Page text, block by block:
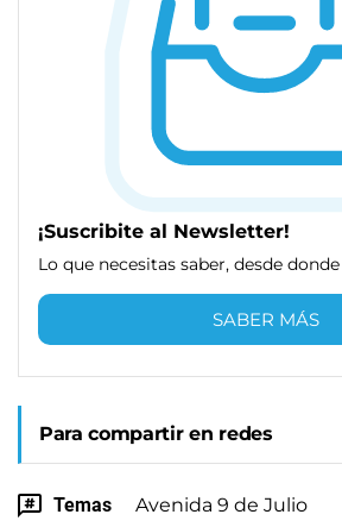
¡Suscribite al Newsletter!
Lo que necesitas saber, desde
SABER MÁS
Para compartir en redes
Temas
Avenida 9 de Julio